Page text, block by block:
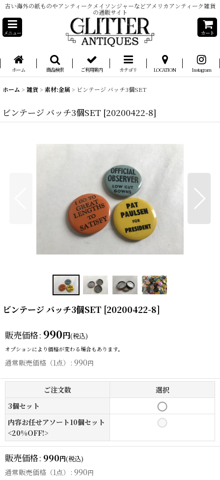
古い海外の紙ものやアンティークメイソンジャーなどアメリカアンティーク雑貨
の通販サイト
メニュー カート
ホーム 商品検索 ご利用案内 カテゴリ LOCATION Instagram
ホーム > 雑貨> 素材:金属 > ビンテージ バッチ3個SET
ビンテージ バッチ3個SET [20200422-8]
ビンテージ バッチ3個SET [20200422-8]
販売価格: 990円(税込)
オプションにより価格が変わる場合もあります。
通常販売価格（1点） : 990円
ご注文数
選択
3個セット
内容お任せアソート10個セット
<20%OFF!>
販売価格: 990円(税込)
通常販売価格（1点） : 990円